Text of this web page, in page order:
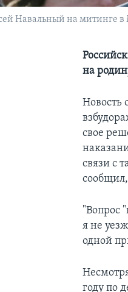
Навальный на митинге в
на
Новость
свое
связи с
"Вопрос
я не
одной
году по